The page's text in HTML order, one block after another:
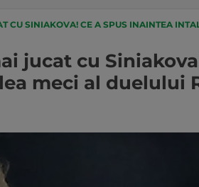
INAINTEA INTALNIRII DE ASTAZI, DIN AL DOILEA MECI AL
jucat cu
meci al duelului